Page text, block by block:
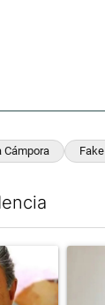
Cámpora
con el título